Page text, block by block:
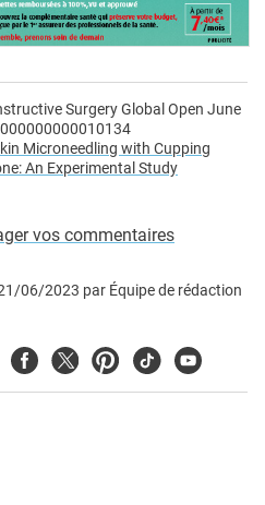
Surgery Global Open June
Microneedling with Cupping
An Experimental Study
vos commentaires
06/2023 par Équipe de rédaction
FacebookTwitterPinterest
TiktokYoutube